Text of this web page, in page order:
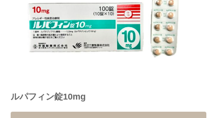
ルパフィン錠10mg